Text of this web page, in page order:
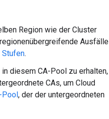
Region wie der Cluster
Ausfälle
.
diesem CA-Pool zu erhalten,
CAs, um Cloud
Pool, der der untergeordneten